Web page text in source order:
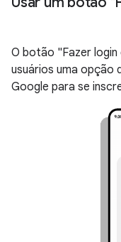
O botão "Fazer
usuários uma opção
Google para se